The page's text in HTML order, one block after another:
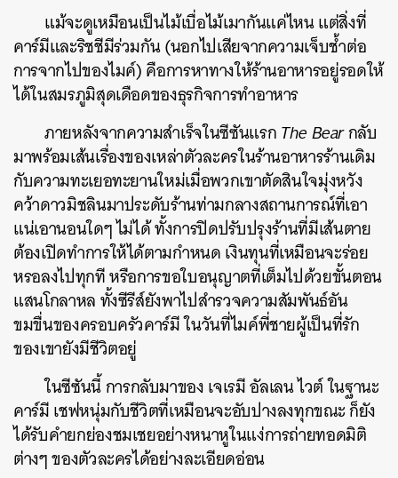
แม้จะดูเหมือนเป็นไม้เบื่อไม้เมากันแค่ไหน แต่สิ่งที่
คาร์มีและริชชีมีร่วมกัน (นอกไปเสียจากความเจ็บช้ำต่อ
การจากไปของไมค์) คือการหาทางให้ร้านอาหารอยู่รอดให้
ได้ในสมรภูมิสุดเดือดของธุรกิจการทำอาหาร
ภายหลังจากความสำเร็จในซีซันแรกThe Bearกลับ
มาพร้อมเส้นเรื่องของเหล่าตัวละครในร้านอาหารร้านเดิม
กับความทะเยอทะยานใหม่เมื่อพวกเขาตัดสินใจมุ่งหวัง
คว้าดาวมิชลินมาประดับร้านท่ามกลางสถานการณ์ที่เอา
แน่เอานอนใดๆ ไม่ได้ ทั้งการปิดปรับปรุงร้านที่มีเส้นตาย
ต้องเปิดทำการให้ได้ตามกำหนด เงินทุนที่เหมือนจะร่อย
หรอลงไปทุกที หรือการขอใบอนุญาตที่เต็มไปด้วยขั้นตอน
แสนโกลาหล ทั้งซีรีส์ยังพาไปสำรวจความสัมพันธ์อัน
ขมขื่นของครอบครัวคาร์มี ในวันที่ไมค์พี่ชายผู้เป็นที่รัก
ของเขายังมีชีวิตอยู่
ในซีซันนี้ การกลับมาของ เจเรมี อัลเลน ไวต์ ในฐานะ
คาร์มี เชฟหนุ่มกับชีวิตที่เหมือนจะอับปางลงทุกขณะ ก็ยัง
ได้รับคำยกย่องชมเชยอย่างหนาหูในแง่การถ่ายทอดมิติ
ต่างๆ ของตัวละครได้อย่างละเอียดอ่อน